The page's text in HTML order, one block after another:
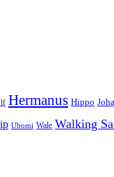
Hermanus Hippo
Ubomi Wale Walking